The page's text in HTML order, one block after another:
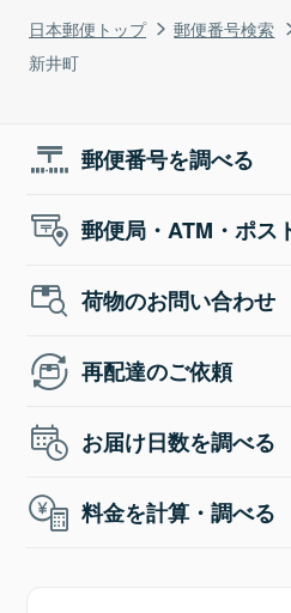
日本郵便トップ 郵便番号検索
新井町
郵便番号を調べる
郵便局・ATM・ポス
荷物のお問い合わせ
再配達のご依頼
お届け日数を調べる
料金を計算・調べる